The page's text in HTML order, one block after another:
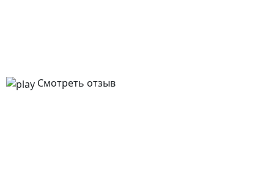
Смотреть отзыв